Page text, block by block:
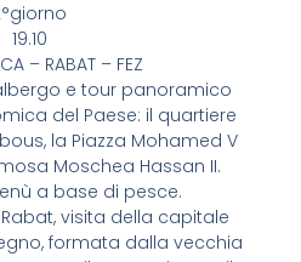
19.10
– RABAT – FEZ
e tour panoramico
del Paese: il quartiere
la Piazza Mohamed V
Moschea Hassan II.
a base di pesce.
visita della capitale
formata dalla vecchia